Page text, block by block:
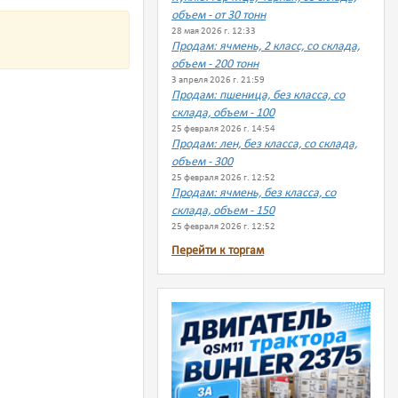
объем - от 30 тонн
28 мая 2026 г. 12:33
Продам: ячмень, 2 класс, со склада,
объем - 200 тонн
3 апреля 2026 г. 21:59
Продам: пшеница, без класса, со
склада, объем - 100
25 февраля 2026 г. 14:54
Продам: лен, без класса, со склада,
объем - 300
25 февраля 2026 г. 12:52
Продам: ячмень, без класса, со
склада, объем - 150
25 февраля 2026 г. 12:52
Перейти к торгам